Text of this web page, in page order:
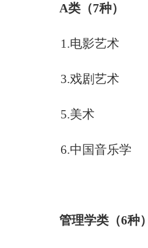
A类（7种）
1.电影艺术
3.戏剧艺术
5.美术
6.中国音乐学
管理学类（6种）